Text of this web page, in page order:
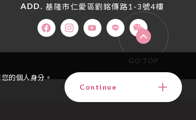
ADD. 基隆市仁愛區劉銘傳路1-3號4樓
GO TOP
的個人身分。
Continue